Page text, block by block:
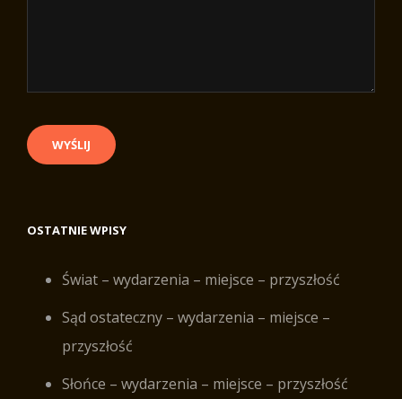
OSTATNIE WPISY
Świat – wydarzenia – miejsce – przyszłość
Sąd ostateczny – wydarzenia – miejsce –
przyszłość
Słońce – wydarzenia – miejsce – przyszłość